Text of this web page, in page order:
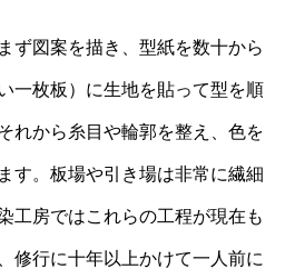
ず図案を描き、型紙を数十から
一枚板）に生地を貼って型を順
れから糸目や輪郭を整え、色を
す。板場や引き場は非常に繊細
工房ではこれらの工程が現在も
修行に十年以上かけて一人前に